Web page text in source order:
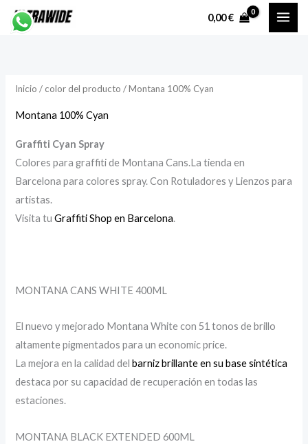
0,00€
Inicio / color del producto / Montana 100% Cyan
Montana 100% Cyan
Graffiti Cyan Spray
Colores para graffiti de Montana Cans.La tienda en
Barcelona para colores spray. Con Rotuladores y Lienzos para
artistas.
Visita tuGraffiti Shop en Barcelona.
MONTANA CANS WHITE 400ML
El nuevo y mejorado Montana White con 51 tonos de brillo
altamente pigmentados para un economic price.
La mejora en la calidad del barniz brillante en su base sintética
destaca por su capacidad de recuperación en todas las
estaciones.
MONTANA BLACK EXTENDED 600ML